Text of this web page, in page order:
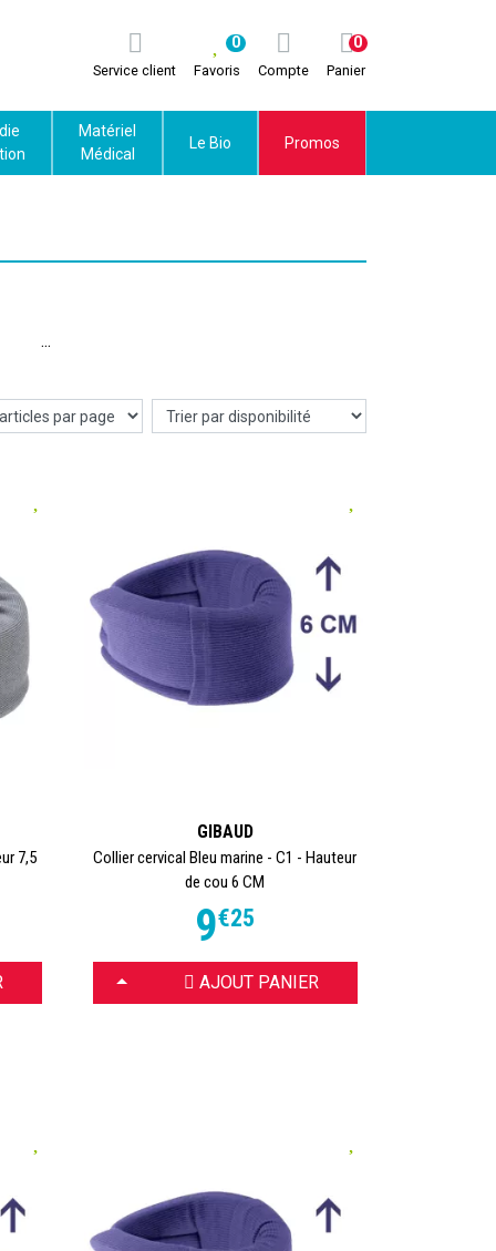
Service client Favoris
0
Compte Panier
0
Matériel
Médical
Le Bio Promos
7,5
GIBAUD
Collier cervical Bleu marine - C1 - Hauteur
de cou 6 CM
9€25
CHOISIR AJOUT PANIER